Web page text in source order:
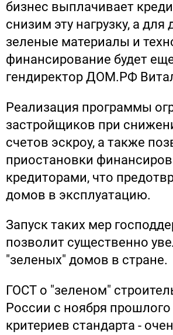
бизнес выплачивает
снизим эту нагрузку, а
зеленые материалы и
финансирование будет
гендиректор ДОМ.РФ
Реализация программы
застройщиков при
счетов эскроу, а также
приостановки
кредиторами, что
домов в эксплуатацию.
Запуск таких мер
позволит существенно
"зеленых" домов в стране.
ГОСТ о "зеленом"
России с ноября
критериев стандарта -